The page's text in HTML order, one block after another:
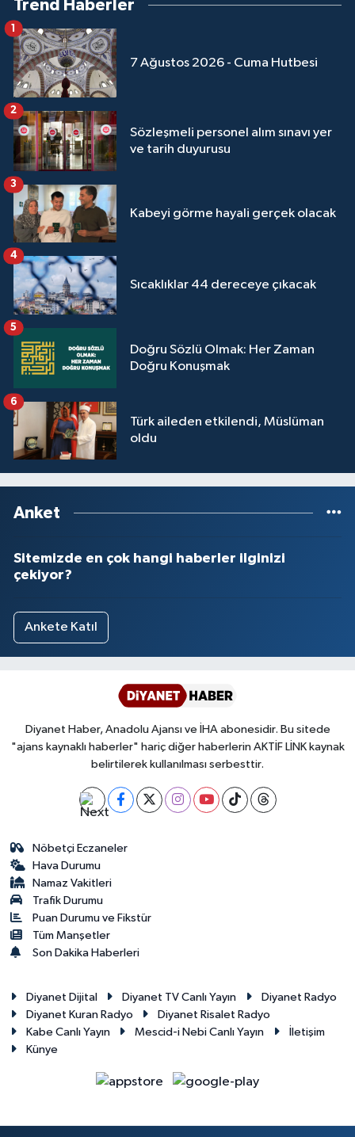
Trend Haberler
7 Ağustos 2026 - Cuma Hutbesi
1
Sözleşmeli personel alım sınavı yer
ve tarih duyurusu
2
Kabeyi görme hayali gerçek olacak
3
Sıcaklıklar 44 dereceye çıkacak
4
Doğru Sözlü Olmak: Her Zaman
Doğru Konuşmak
5
Türk aileden etkilendi, Müslüman
oldu
6
Anket
Sitemizde en çok hangi haberler ilginizi
çekiyor?
Ankete Katıl
Diyanet Haber, Anadolu Ajansı ve İHA abonesidir. Bu sitede
"ajans kaynaklı haberler" hariç diğer haberlerin AKTİF LİNK kaynak
belirtilerek kullanılması serbesttir.
Nöbetçi Eczaneler
Hava Durumu
Namaz Vakitleri
Trafik Durumu
Puan Durumu ve Fikstür
Tüm Manşetler
Son Dakika Haberleri
Diyanet Dijital Diyanet TV Canlı Yayın
Diyanet Radyo
Diyanet Kuran Radyo
Diyanet Risalet Radyo
Kabe Canlı Yayın
Mescid-i Nebi Canlı Yayın
İletişim
Künye
Sinop Müftülüğü
Sivas Müftülüğü
Şanlıurfa Müftülüğü
Şırnak Müftülüğü
Tekirdağ Müftülüğü
Tokat Müftülüğü
Trabzon Müftülüğü
Uşak Müftülüğü
Van Müftülüğü
Yalova Müftülüğü
Yozgat Müftülüğü